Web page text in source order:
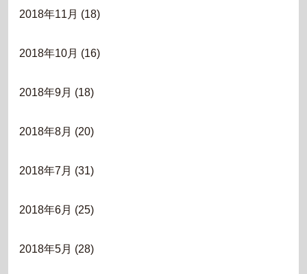
2018年11月 (18)
2018年10月 (16)
2018年9月 (18)
2018年8月 (20)
2018年7月 (31)
2018年6月 (25)
2018年5月 (28)